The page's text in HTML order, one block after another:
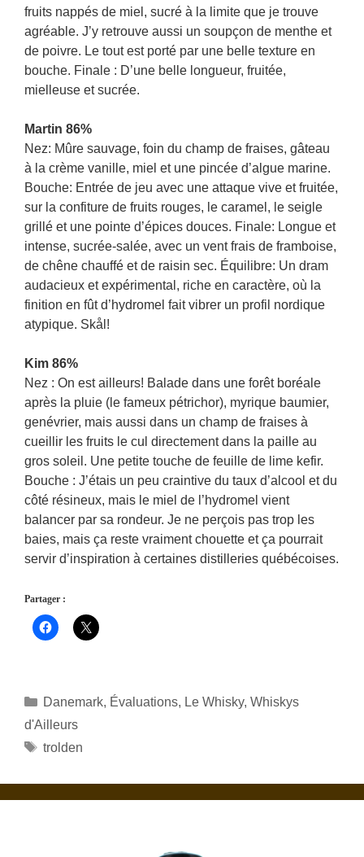
fruits nappés de miel, sucré à la limite que je trouve
agréable. J’y retrouve aussi un soupçon de menthe et
de poivre. Le tout est porté par une belle texture en
bouche. Finale : D’une belle longueur, fruitée,
mielleuse et sucrée.
Martin 86%
Nez: Mûre sauvage, foin du champ de fraises, gâteau
à la crème vanille, miel et une pincée d’algue marine.
Bouche: Entrée de jeu avec une attaque vive et fruitée,
sur la confiture de fruits rouges, le caramel, le seigle
grillé et une pointe d’épices douces. Finale: Longue et
intense, sucrée-salée, avec un vent frais de framboise,
de chêne chauffé et de raisin sec. Équilibre: Un dram
audacieux et expérimental, riche en caractère, où la
finition en fût d’hydromel fait vibrer un profil nordique
atypique. Skål!
Kim 86%
Nez : On est ailleurs! Balade dans une forêt boréale
après la pluie (le fameux pétrichor), myrique baumier,
genévrier, mais aussi dans un champ de fraises à
cueillir les fruits le cul directement dans la paille au
gros soleil. Une petite touche de feuille de lime kefir.
Bouche : J’étais un peu craintive du taux d’alcool et du
côté résineux, mais le miel de l’hydromel vient
balancer par sa rondeur. Je ne perçois pas trop les
baies, mais ça reste vraiment chouette et ça pourrait
servir d’inspiration à certaines distilleries québécoises.
Partager :
Catégories
Danemark, Évaluations, Le Whisky, Whiskys
d'Ailleurs
Étiquettes
trolden